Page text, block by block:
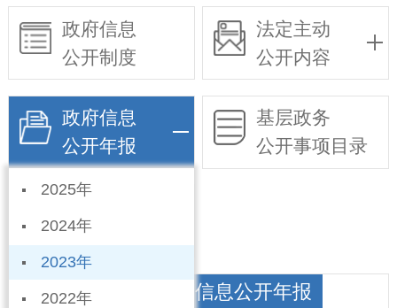
政府信息
公开制度
法定主动
公开内容
政府信息
公开年报
2025年
2024年
2023年
2022年
基层政务
公开事项目录
依申请公开
退役军人事务局政府信息公开年报